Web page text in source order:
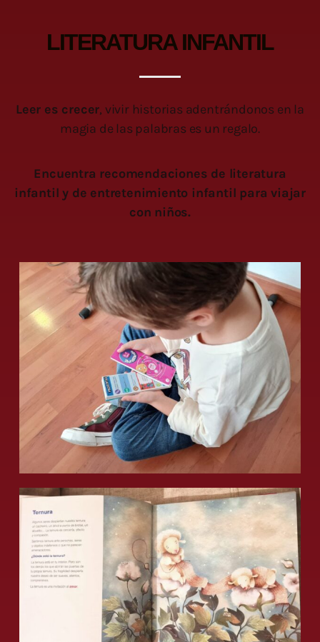
LITERATURA INFANTIL
Leer es crecer, vivir historias adentrándonos en la
magia de las palabras es un regalo.
Encuentra recomendaciones de literatura
infantil y de entretenimiento infantil para viajar
con niños.